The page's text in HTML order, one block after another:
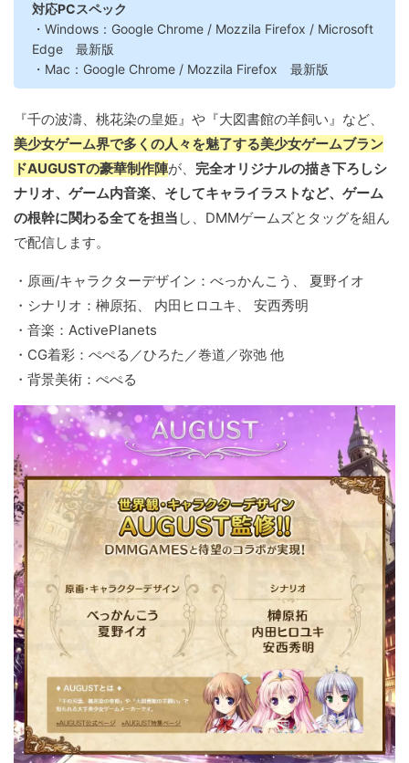
対応PCスペック
・Windows：Google Chrome / Mozzila Firefox / Microsoft
Edge 最新版
・Mac：Google Chrome / Mozzila Firefox 最新版
『千の波濤、桃花染の皇姫』や『大図書館の羊飼い』など、
美少女ゲーム界で多くの人々を魅了する美少女ゲームブラン
ドAUGUSTの豪華制作陣が、 完全オリジナルの描き下ろしシ
ナリオ、ゲーム内音楽、そしてキャライラストなど、ゲーム
の根幹に関わる全てを担当 し、DMMゲームズとタッグを組ん
で配信します。
・原画/キャラクターデザイン：べっかんこう、 夏野イオ
・シナリオ：榊原拓、 内田ヒロユキ、 安西秀明
・音楽：ActivePlanets
・CG着彩：ぺぺる／ひろた／巻道／弥弛 他
・背景美術：ぺぺる